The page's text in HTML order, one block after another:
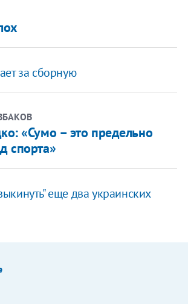
за сборную
«Сумо – это предельно
спорта»
еще два украинских